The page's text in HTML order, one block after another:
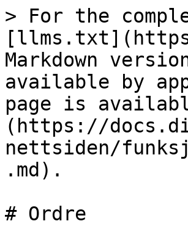
> For the
Markdown
available by
page is
(https://
nettsiden/
.md).
# Ordre